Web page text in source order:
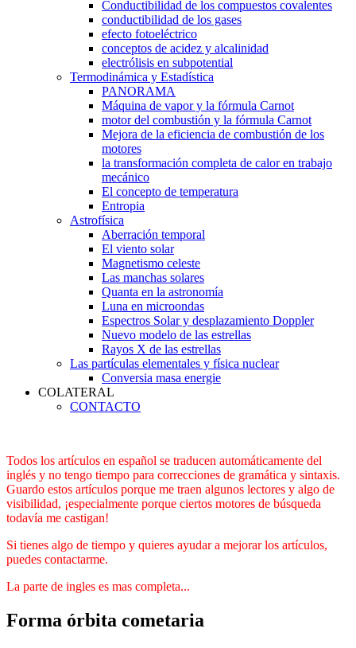
Conductibilidad de los compuestos covalentes
conductibilidad de los gases
efecto fotoeléctrico
conceptos de acidez y alcalinidad
electrólisis en subpotential
Termodinámica y Estadística
PANORAMA
Máquina de vapor y la fórmula Carnot
motor del combustión y la fórmula Carnot
Mejora de la eficiencia de combustión de los
motores
la transformación completa de calor en trabajo
mecánico
El concepto de temperatura
Entropia
Astrofísica
Aberración temporal
El viento solar
Magnetismo celeste
Las manchas solares
Quanta en la astronomía
Luna en microondas
Espectros Solar y desplazamiento Doppler
Nuevo modelo de las estrellas
Rayos X de las estrellas
Las partículas elementales y física nuclear
Conversia masa energie
COLATERAL
CONTACTO
Todos los artículos en español se traducen automáticamente del
inglés y no tengo tiempo para correcciones de gramática y sintaxis.
Guardo estos artículos porque me traen algunos lectores y algo de
visibilidad, ¡especialmente porque ciertos motores de búsqueda
todavía me castigan!
Si tienes algo de tiempo y quieres ayudar a mejorar los artículos,
puedes contactarme.
La parte de ingles es mas completa...
Forma órbita cometaria